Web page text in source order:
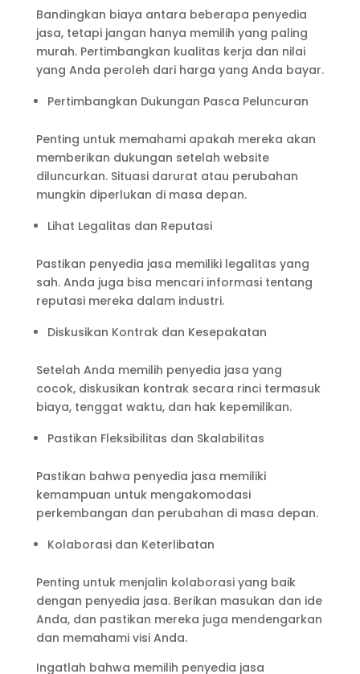
Bandingkan biaya antara beberapa penyedia
jasa, tetapi jangan hanya memilih yang paling
murah. Pertimbangkan kualitas kerja dan nilai
yang Anda peroleh dari harga yang Anda bayar.
Pertimbangkan Dukungan Pasca Peluncuran
Penting untuk memahami apakah mereka akan
memberikan dukungan setelah website
diluncurkan. Situasi darurat atau perubahan
mungkin diperlukan di masa depan.
Lihat Legalitas dan Reputasi
Pastikan penyedia jasa memiliki legalitas yang
sah. Anda juga bisa mencari informasi tentang
reputasi mereka dalam industri.
Diskusikan Kontrak dan Kesepakatan
Setelah Anda memilih penyedia jasa yang
cocok, diskusikan kontrak secara rinci termasuk
biaya, tenggat waktu, dan hak kepemilikan.
Pastikan Fleksibilitas dan Skalabilitas
Pastikan bahwa penyedia jasa memiliki
kemampuan untuk mengakomodasi
perkembangan dan perubahan di masa depan.
Kolaborasi dan Keterlibatan
Penting untuk menjalin kolaborasi yang baik
dengan penyedia jasa. Berikan masukan dan ide
Anda, dan pastikan mereka juga mendengarkan
dan memahami visi Anda.
Ingatlah bahwa memilih penyedia jasa